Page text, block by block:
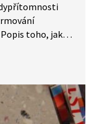
toho, jak